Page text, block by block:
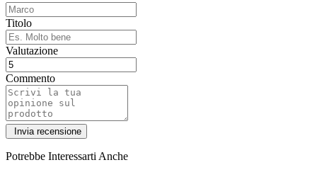
Titolo
Valutazione
Commento
Potrebbe Interessarti Anche